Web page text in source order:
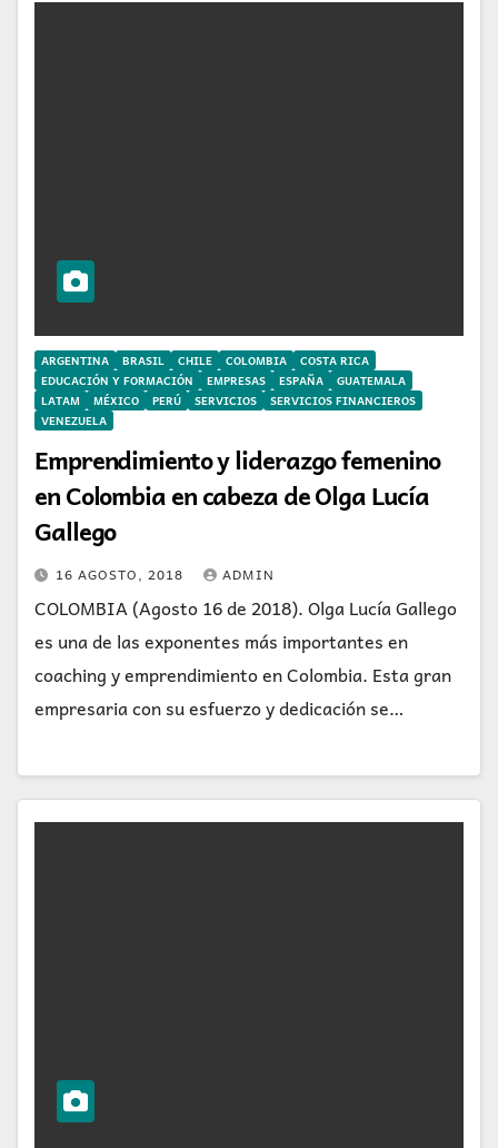
ARGENTINA BRASIL CHILE COLOMBIA
COSTA RICA
EDUCACIÓN Y FORMACIÓN
EMPRESAS ESPAÑA
GUATEMALA
LATAM
MÉXICO PERÚ SERVICIOS
SERVICIOS FINANCIEROS
VENEZUELA
Emprendimiento y liderazgo femenino
en Colombia en cabeza de Olga Lucía
Gallego
16 AGOSTO, 2018 ADMIN
COLOMBIA (Agosto 16 de 2018). Olga Lucía Gallego
es una de las exponentes más importantes en
coaching y emprendimiento en Colombia. Esta gran
empresaria con su esfuerzo y dedicación se…